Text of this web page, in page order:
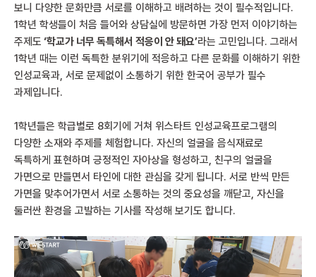
보니 다양한 문화만큼 서로를 이해하고 배려하는 것이 필수적입니다.
1학년 학생들이 처음 들어와 상담실에 방문하면 가장 먼저 이야기하는
주제도 ‘학교가 너무 독특해서 적응이 안 돼요’라는 고민입니다. 그래서
1학년 때는 이런 독특한 분위기에 적응하고 다른 문화를 이해하기 위한
인성교육과, 서로 문제없이 소통하기 위한 한국어 공부가 필수
과제입니다.
1학년들은 학급별로 8회기에 거쳐 위스타트 인성교육프로그램의
다양한 소재와 주제를 체험합니다. 자신의 얼굴을 음식재료로
독특하게 표현하며 긍정적인 자아상을 형성하고, 친구의 얼굴을
가면으로 만들면서 타인에 대한 관심을 갖게 됩니다. 서로 반씩 만든
가면을 맞추어가면서 서로 소통하는 것의 중요성을 깨닫고, 자신을
둘러싼 환경을 고발하는 기사를 작성해 보기도 합니다.